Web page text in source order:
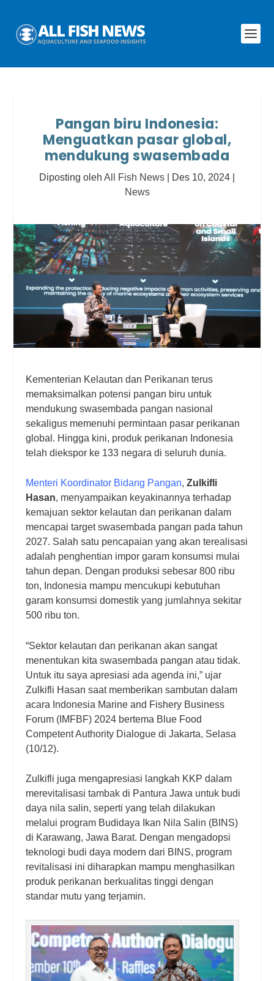
Pangan biru Indonesia:
Menguatkan pasar global,
mendukung swasembada
Diposting oleh All Fish News Des 10, 2024
News
Kementerian Kelautan dan Perikanan terus
memaksimalkan potensi pangan biru untuk
mendukung swasembada pangan nasional
sekaligus memenuhi permintaan pasar perikanan
global. Hingga kini, produk perikanan Indonesia
telah diekspor ke 133 negara di seluruh dunia.
Menteri Koordinator Bidang Pangan,Zulkifli
Hasan, menyampaikan keyakinannya terhadap
kemajuan sektor kelautan dan perikanan dalam
mencapai target swasembada pangan pada tahun
2027. Salah satu pencapaian yang akan terealisasi
adalah penghentian impor garam konsumsi mulai
tahun depan. Dengan produksi sebesar 800 ribu
ton, Indonesia mampu mencukupi kebutuhan
garam konsumsi domestik yang jumlahnya sekitar
500 ribu ton.
“Sektor kelautan dan perikanan akan sangat
menentukan kita swasembada pangan atau tidak.
Untuk itu saya apresiasi ada agenda ini,” ujar
Zulkifli Hasan saat memberikan sambutan dalam
acara Indonesia Marine and Fishery Business
Forum (IMFBF) 2024 bertema Blue Food
Competent Authority Dialogue di Jakarta, Selasa
(10/12).
Zulkifli juga mengapresiasi langkah KKP dalam
merevitalisasi tambak di Pantura Jawa untuk budi
daya nila salin, seperti yang telah dilakukan
melalui program Budidaya Ikan Nila Salin (BINS)
di Karawang, Jawa Barat. Dengan mengadopsi
teknologi budi daya modern dari BINS, program
revitalisasi ini diharapkan mampu menghasilkan
produk perikanan berkualitas tinggi dengan
standar mutu yang terjamin.